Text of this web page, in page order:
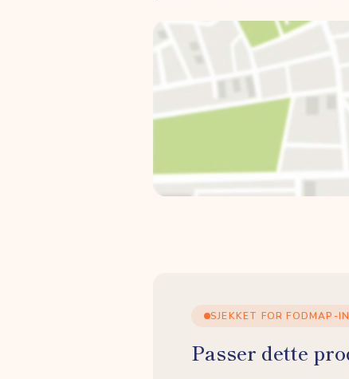
SJEKKET FOR FODMAP-
Passer dette